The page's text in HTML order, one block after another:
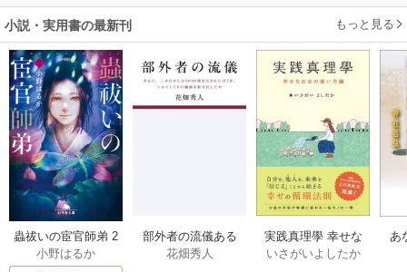
小説・実用書の最新刊 もっと見る
蟲祓いの宦官師弟 2
巻
小野はるか
部外者の流儀ある
日、三木たかしの5
花畑秀人
実践真理學 幸せな
お金の使い方編 1巻
いさがいよしたか
あ